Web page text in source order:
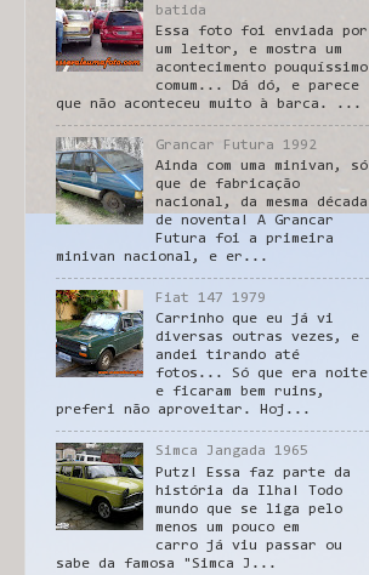
batida
Essa foto foi enviada por
um leitor, e mostra um
acontecimento pouquíssimo
comum... Dá dó, e parece
que não aconteceu muito à barca. ...
Grancar Futura 1992
Ainda com uma minivan, só
que de fabricação
nacional, da mesma década
de noventa! A Grancar
Futura foi a primeira
minivan nacional, e er...
Fiat 147 1979
Carrinho que eu já vi
diversas outras vezes, e
andei tirando até
fotos... Só que era noite
e ficaram bem ruins,
preferi não aproveitar. Hoj...
Simca Jangada 1965
Putz! Essa faz parte da
história da Ilha! Todo
mundo que se liga pelo
menos um pouco em
carro já viu passar ou
sabe da famosa "Simca J...